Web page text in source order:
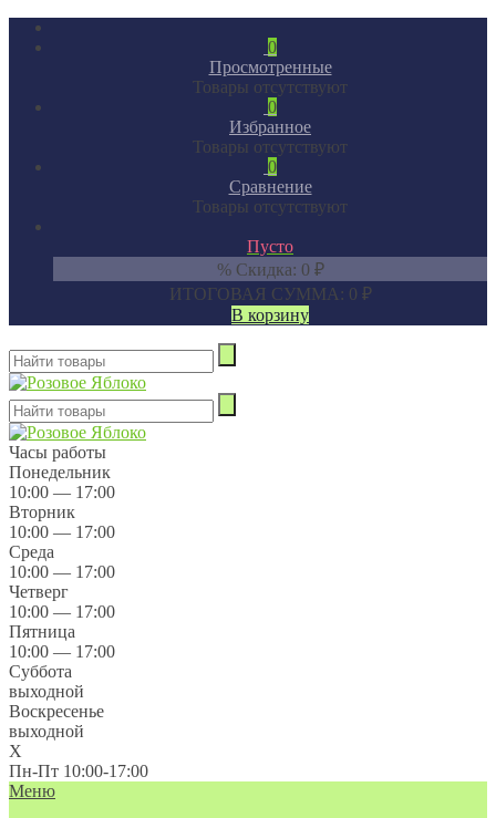
0
Просмотренные
Товары отсутствуют
0
Избранное
Товары отсутствуют
0
Сравнение
Товары отсутствуют
Пусто
% Скидка: 0 ₽
ИТОГОВАЯ СУММА: 0 ₽
В корзину
Часы работы
Понедельник
10:00 — 17:00
Вторник
10:00 — 17:00
Среда
10:00 — 17:00
Четверг
10:00 — 17:00
Пятница
10:00 — 17:00
Суббота
выходной
Воскресенье
выходной
X
Пн-Пт 10:00-17:00
Меню